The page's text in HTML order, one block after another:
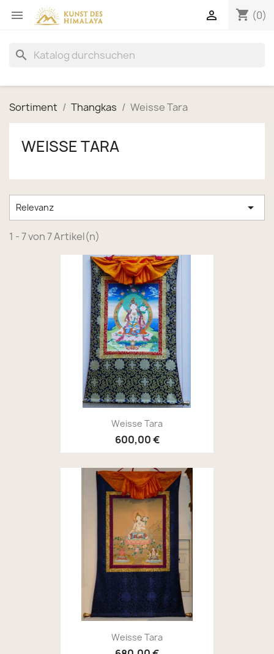
 shopping_cart (0)

search
Sortiment Thangkas Weisse Tara
WEISSE TARA
Relevanz 
1 - 7 von 7 Artikel(n)
Weisse Tara
600,00 €
Weisse Tara